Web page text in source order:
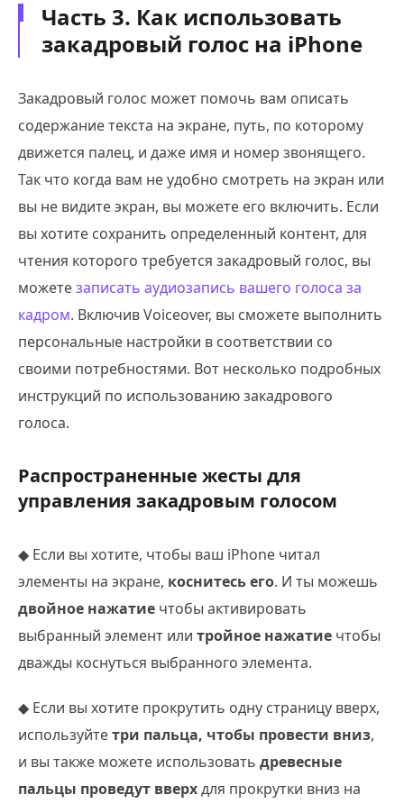
Часть 3. Как использовать
закадровый голос на iPhone
Закадровый голос может помочь вам описать
содержание текста на экране, путь, по которому
движется палец, и даже имя и номер звонящего.
Так что когда вам не удобно смотреть на экран или
вы не видите экран, вы можете его включить. Если
вы хотите сохранить определенный контент, для
чтения которого требуется закадровый голос, вы
можетезаписать аудиозапись вашего голоса за
кадром. Включив Voiceover, вы сможете выполнить
персональные настройки в соответствии со
своими потребностями. Вот несколько подробных
инструкций по использованию закадрового
голоса.
Распространенные жесты для
управления закадровым голосом
◆ Если вы хотите, чтобы ваш iPhone читал
элементы на экране, коснитесь его. И ты можешь
двойное нажатие чтобы активировать
выбранный элемент или тройное нажатие чтобы
дважды коснуться выбранного элемента.
◆ Если вы хотите прокрутить одну страницу вверх,
используйтетри пальца, чтобы провести вниз,
и вы также можете использовать древесные
пальцы проведут вверхдля прокрутки вниз на